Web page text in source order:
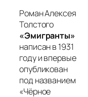
Роман Алексея
Толстого
«Эмигранты»
написан в 1931
году и впервые
опубликован
под названием
«Чёрное